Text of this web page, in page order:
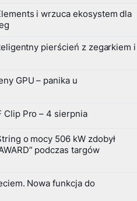
i wrzuca ekosystem dla
pierścień z zegarkiem i
GPU – panika u
Clip Pro – 4 sierpnia
o mocy 506 kW zdobył
podczas targów
Nowa funkcja do